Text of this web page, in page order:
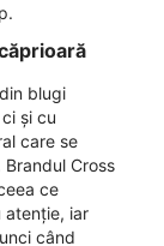
blugi
și cu
care se
Cross
ce
atenție, iar
când